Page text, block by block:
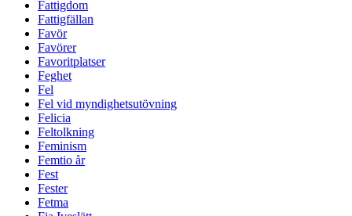
Fattigdom
Fattigfällan
Favör
Favörer
Favoritplatser
Feghet
Fel
Fel vid myndighetsutövning
Felicia
Feltolkning
Feminism
Femtio år
Fest
Fester
Fetma